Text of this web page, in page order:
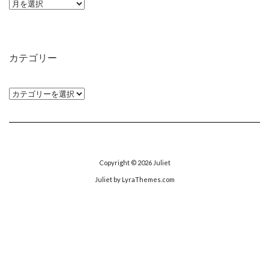
ア
ブ
カテゴリー
カ
ゴ
Copyright © 2026 Juliet
Julietby LyraThemes.com